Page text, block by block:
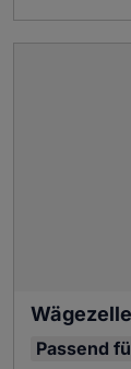
Wägezelle
Passend